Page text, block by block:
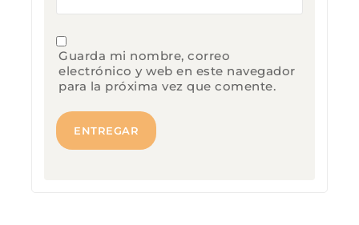
Guarda mi nombre, correo
electrónico y web en este navegador
para la próxima vez que comente.